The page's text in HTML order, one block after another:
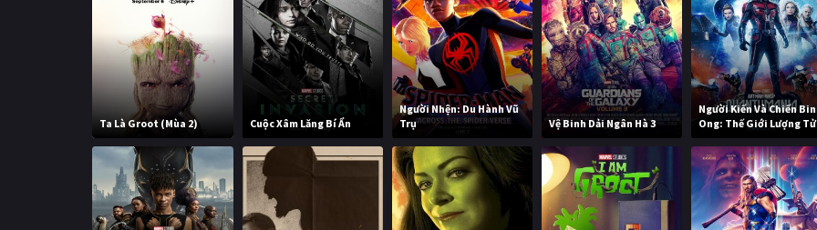
Ta Là Groot (Mùa 2) Cuộc Xâm Lăng Bí Ẩn
Người Nhện: Du Hành Vũ
Trụ
Vệ Binh Dải Ngân Hà 3
Người Kiến Và Chiến
Ong: Thế Giới Lượng Tử